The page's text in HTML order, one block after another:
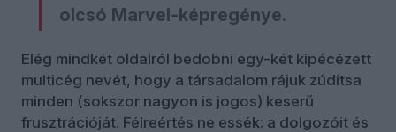
olcsó Marvel-képregénye.
Elég mindkét oldalról bedobni egy-két kipécézett
multicég nevét, hogy a társadalom rájuk zúdítsa
minden (sokszor nagyon is jogos) keserű
frusztrációját. Félreértés ne essék: a dolgozóit és